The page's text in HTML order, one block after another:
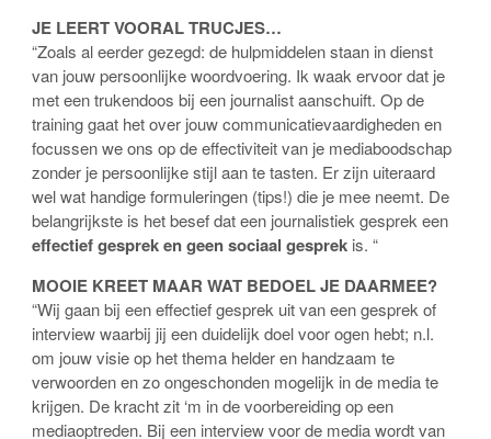
JE LEERT VOORAL TRUCJES…
“Zoals al eerder gezegd: de hulpmiddelen staan in dienst
van jouw persoonlijke woordvoering. Ik waak ervoor dat je
met een trukendoos bij een journalist aanschuift. Op de
training gaat het over jouw communicatievaardigheden en
focussen we ons op de effectiviteit van je mediaboodschap
zonder je persoonlijke stijl aan te tasten. Er zijn uiteraard
wel wat handige formuleringen (tips!) die je mee neemt. De
belangrijkste is het besef dat een journalistiek gesprek een
effectief gesprek en geen sociaal gesprek is. “
MOOIE KREET MAAR WAT BEDOEL JE DAARMEE?
“Wij gaan bij een effectief gesprek uit van een gesprek of
interview waarbij jij een duidelijk doel voor ogen hebt; n.l.
om jouw visie op het thema helder en handzaam te
verwoorden en zo ongeschonden mogelijk in de media te
krijgen. De kracht zit ‘m in de voorbereiding op een
mediaoptreden. Bij een interview voor de media wordt van